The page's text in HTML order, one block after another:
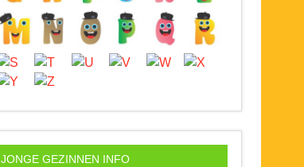
JONGE GEZINNEN INFO